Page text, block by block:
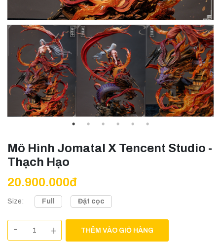
Mô Hình Jomatal X Tencent Studio -
Thạch Hạo
20.900.000đ
Size: Full Đặt cọc
- + THÊM VÀO GIỎ HÀNG